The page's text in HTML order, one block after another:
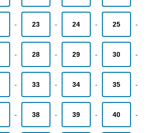
- 23 - 24 - 25 -
- 28 - 29 - 30 -
- 33 - 34 - 35 -
- 38 - 39 - 40 -